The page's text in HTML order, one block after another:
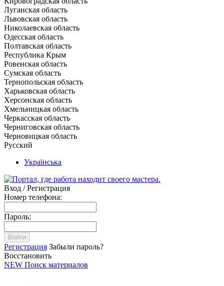
Луганская область
Львовская область
Николаевская область
Одесская область
Полтавская область
Республика Крым
Ровенская область
Сумская область
Тернопольская область
Харьковская область
Херсонская область
Хмельницкая область
Черкасская область
Черниговская область
Черновицкая область
Русский
Українська
Вход / Регистрация
Номер телефона:
Пароль:
Войти
Регистрация Забыли пароль?
Восстановить
NEW Поиск материалов